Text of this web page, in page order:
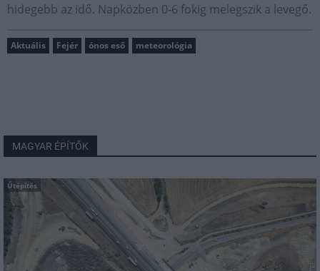
hidegebb az idő. Napközben 0-6 fokig melegszik a levegő.
Aktuális Fejér ónos eső meteorológia
MAGYAR ÉPÍTŐK
Útépítés